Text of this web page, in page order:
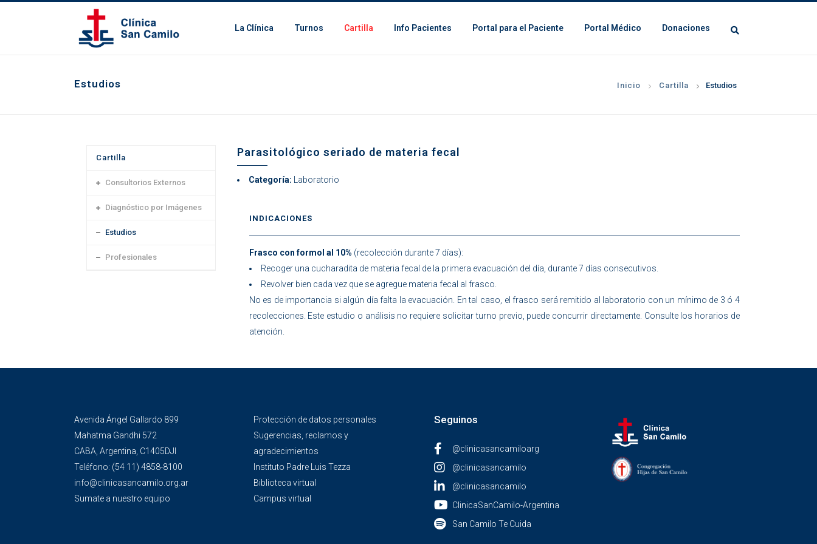
La Clínica Turnos Cartilla Info Pacientes Portal para el Paciente Portal Médico Donaciones
Estudios Inicio Cartilla Estudios
Cartilla
Consultorios Externos
Diagnóstico por Imágenes
Estudios
Profesionales
Parasitológico seriado de materia fecal
Categoría: Laboratorio
INDICACIONES
Frasco con formol al 10% (recolección durante 7 días):
Recoger una cucharadita de materia fecal de la primera evacuación del día, durante 7 días consecutivos.
Revolver bien cada vez que se agregue materia fecal al frasco.
No es de importancia si algún día falta la evacuación. En tal caso, el frasco será remitido al laboratorio con un mínimo de 3 ó 4
recolecciones. Este estudio o análisis no requiere solicitar turno previo, puede concurrir directamente. Consulte los horarios de
atención.
Avenida Ángel Gallardo 899
Mahatma Gandhi 572
CABA, Argentina, C1405DJI
Teléfono: (54 11) 4858-8100
info@clinicasancamilo.org.ar
Sumate a nuestro equipo
Protección de datos personales
Sugerencias, reclamos y
agradecimientos
Instituto Padre Luis Tezza
Biblioteca virtual
Campus virtual
Seguinos
@clinicasancamiloarg
@clinicasancamilo
@clinicasancamilo
ClinicaSanCamilo-Argentina
San Camilo Te Cuida